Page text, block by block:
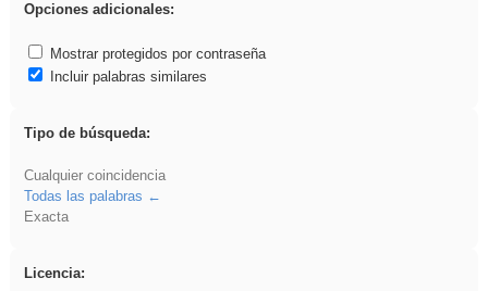
Opciones adicionales:
Mostrar protegidos por contraseña
Incluir palabras similares
Tipo de búsqueda:
Cualquier coincidencia
Todas las palabras
Exacta
Licencia: